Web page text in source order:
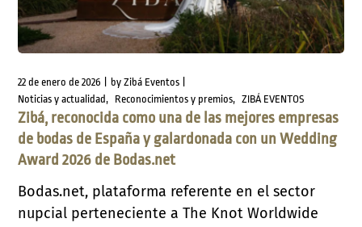
22 de enero de 2026 byZibá Eventos
Noticias y actualidad
Reconocimientos y premios ZIBÁ EVENTOS
Zibá, reconocida como una de las mejores empresas
de bodas de España y galardonada con un Wedding
Award 2026 de Bodas.net
Bodas.net, plataforma referente en el sector
nupcial perteneciente a The Knot Worldwide